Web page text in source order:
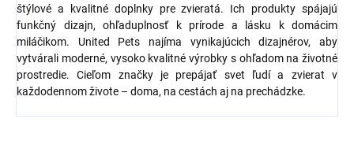
štýlové a kvalitné doplnky pre zvieratá. Ich produkty spájajú
funkčný dizajn, ohľaduplnosť k prírode a lásku k domácim
miláčikom. United Pets najíma vynikajúcich dizajnérov, aby
vytvárali moderné, vysoko kvalitné výrobky s ohľadom na životné
prostredie. Cieľom značky je prepájať svet ľudí a zvierat v
každodennom živote – doma, na cestách aj na prechádzke.